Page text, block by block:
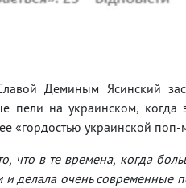
Деминым Ясинский
пели на украинском,
«гордостью украинской
что в те времена, когда
делала очень современные